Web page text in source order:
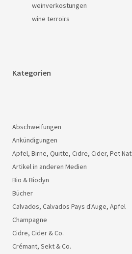
weinverkostungen
wine terroirs
Kategorien
Abschweifungen
Ankündigungen
Apfel, Birne, Quitte, Cidre, Cider, Pet Nat
Artikel in anderen Medien
Bio & Biodyn
Bücher
Calvados, Calvados Pays d'Auge, Apfel
Champagne
Cidre, Cider & Co.
Crémant, Sekt & Co.